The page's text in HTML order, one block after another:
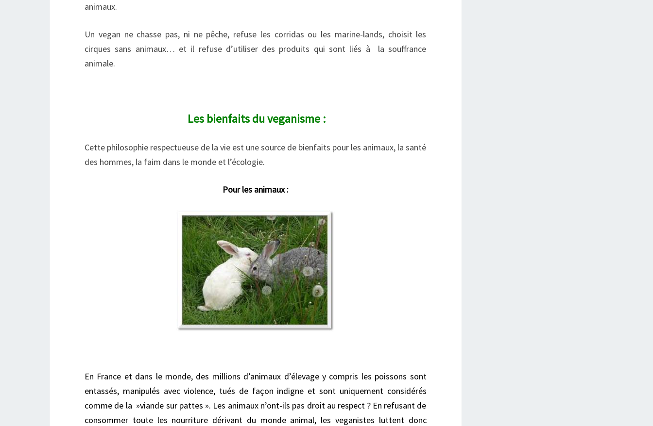
animaux.
Un vegan ne chasse pas, ni ne pêche, refuse les corridas ou les marine-lands, choisit les
cirques sans animaux… et il refuse d’utiliser des produits qui sont liés à la souffrance
animale.
Les bienfaits du veganisme :
Cette philosophie respectueuse de la vie est une source de bienfaits pour les animaux, la santé
des hommes, la faim dans le monde et l’écologie.
Pour les animaux :
En France et dans le monde, des millions d’animaux d’élevage y compris les poissons sont
entassés, manipulés avec violence, tués de façon indigne et sont uniquement considérés
comme de la »viande sur pattes ». Les animaux n’ont-ils pas droit au respect ? En refusant de
consommer toute les nourriture dérivant du monde animal, les veganistes luttent donc